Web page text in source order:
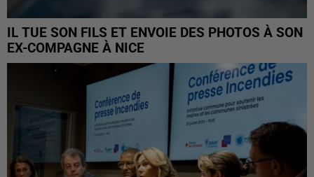
IL TUE SON FILS ET ENVOIE DES PHOTOS À SON
EX-COMPAGNE À NICE